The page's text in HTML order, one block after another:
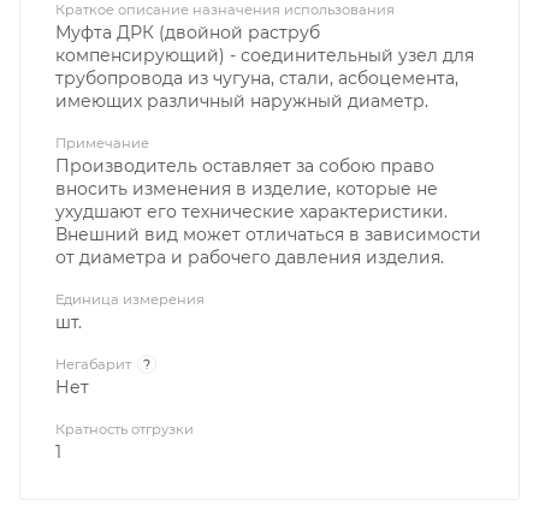
Краткое описание назначения использования
Муфта ДРК (двойной раструб
компенсирующий) - соединительный узел для
трубопровода из чугуна, стали, асбоцемента,
имеющих различный наружный диаметр.
Примечание
Производитель оставляет за собою право
вносить изменения в изделие, которые не
ухудшают его технические характеристики.
Внешний вид может отличаться в зависимости
от диаметра и рабочего давления изделия.
Единица измерения
шт.
Негабарит ?
Нет
Кратность отгрузки
1